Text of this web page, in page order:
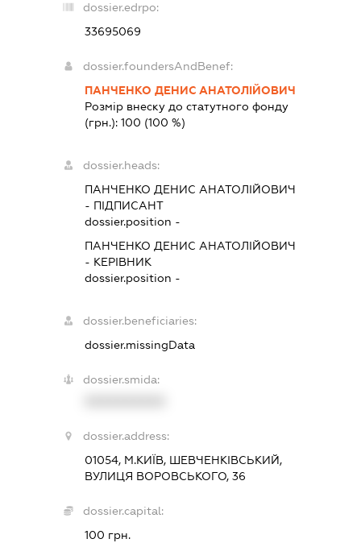
dossier.edrpo:
33695069
dossier.foundersAndBenef:
ПАНЧЕНКО ДЕНИС АНАТОЛІЙОВИЧ
Розмір внеску до статутного фонду
(грн.):100 (100 %)
dossier.heads:
ПАНЧЕНКО ДЕНИС АНАТОЛІЙОВИЧ
- ПІДПИСАНТ
dossier.position -
ПАНЧЕНКО ДЕНИС АНАТОЛІЙОВИЧ
- КЕРІВНИК
dossier.position -
dossier.beneficiaries:
dossier.missingData
dossier.smida:
dossier.address:
01054, М.КИЇВ, ШЕВЧЕНКІВСЬКИЙ,
ВУЛИЦЯ ВОРОВСЬКОГО, 36
dossier.capital:
100 грн.